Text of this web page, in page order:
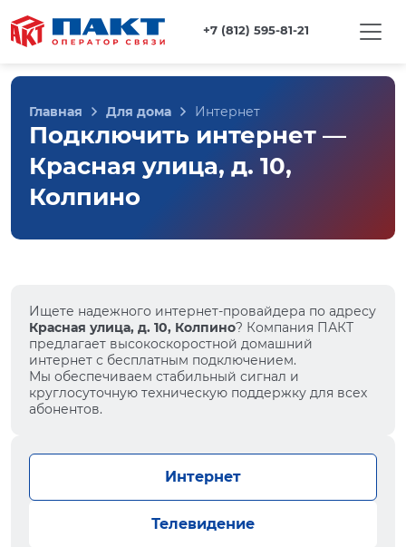
+7 (812) 595-81-21
Главная Для дома Интернет
Подключить интернет —
Красная улица, д. 10,
Колпино
Ищете надежного интернет-провайдера по адресу
Красная улица, д. 10, Колпино? Компания ПАКТ
предлагает высокоскоростной домашний
интернет с бесплатным подключением.
Мы обеспечиваем стабильный сигнал и
круглосуточную техническую поддержку для всех
абонентов.
Интернет
Телевидение